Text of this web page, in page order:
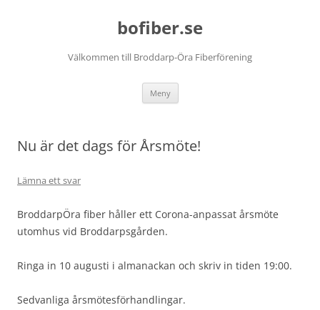
bofiber.se
Välkommen till Broddarp-Öra Fiberförening
Meny
Nu är det dags för Årsmöte!
Lämna ett svar
BroddarpÖra fiber håller ett Corona-anpassat årsmöte
utomhus vid Broddarpsgården.
Ringa in 10 augusti i almanackan och skriv in tiden 19:00.
Sedvanliga årsmötesförhandlingar.